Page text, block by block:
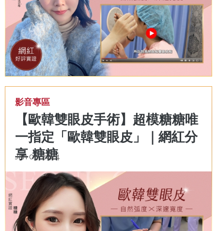
影音專區
【歐韓雙眼皮手術】超模糖糖唯
一指定「歐韓雙眼皮」｜網紅分
享 糖糖
Jan 05, 2024